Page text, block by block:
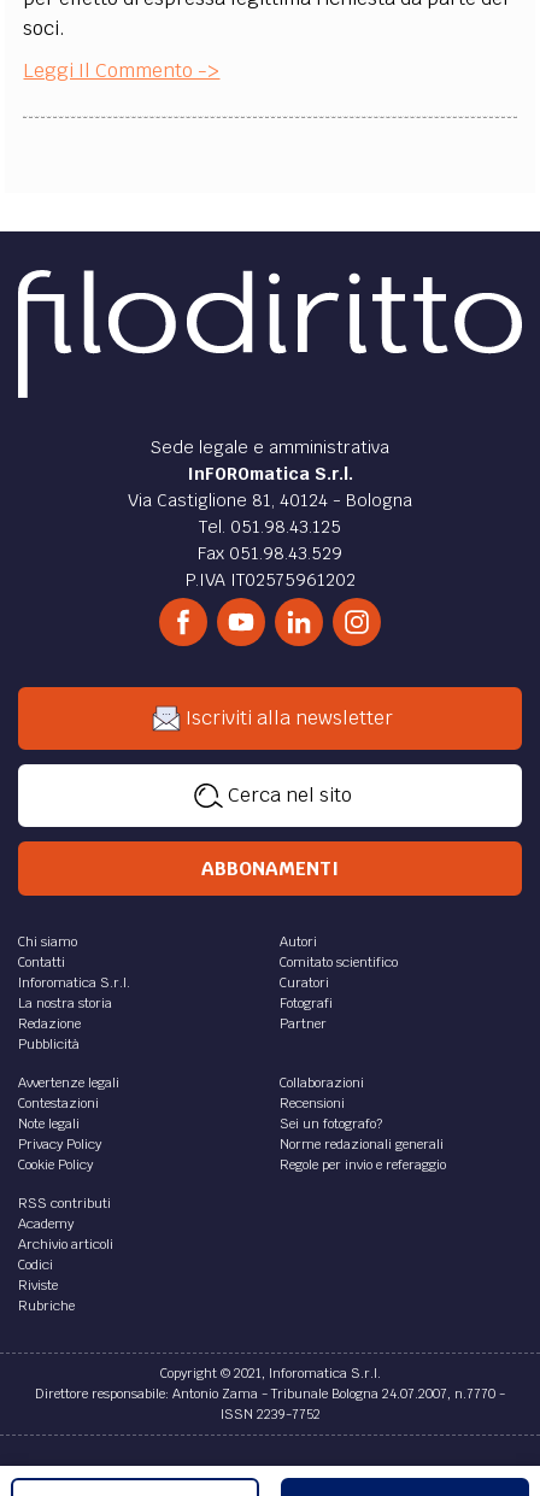
soci.
Leggi Il Commento ->
Sede legale e amministrativa
InFOROmatica S.r.l.
Via Castiglione 81, 40124 - Bologna
Tel. 051.98.43.125
Fax 051.98.43.529
P.IVA IT02575961202
Iscriviti alla newsletter
Cerca nel sito
ABBONAMENTI
Chi siamo
Contatti
Inforomatica S.r.l.
La nostra storia
Redazione
Pubblicità
Autori
Comitato scientifico
Curatori
Fotografi
Partner
Avvertenze legali
Contestazioni
Note legali
Privacy Policy
Cookie Policy
Collaborazioni
Recensioni
Sei un fotografo?
Norme redazionali generali
Regole per invio e referaggio
RSS contributi
Academy
Archivio articoli
Codici
Riviste
Rubriche
Copyright © 2021, Inforomatica S.r.l.
Direttore responsabile: Antonio Zama - Tribunale Bologna 24.07.2007, n.7770 -
ISSN 2239-7752
Credits